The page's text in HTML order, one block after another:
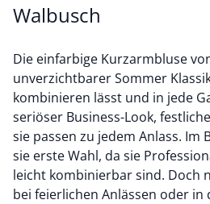
Walbusch
Die einfarbige Kurzarmbluse
unverzichtbarer Sommer
kombinieren lässt und in jede
seriöser Business-Look,
sie passen zu jedem Anlass. Im
sie erste Wahl, da sie
leicht kombinierbar sind. Doch
bei feierlichen Anlässen oder in